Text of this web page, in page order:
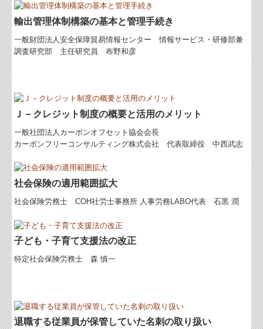
輸出管理体制構築の基本と管理手続き
一般財団法人安全保障貿易情報センター情報サービス・研修部兼
調査研究部 主任研究員 布野和彦
Ｊ－クレジット制度の概要と活用のメリット
一般社団法人カーボンオフセット協会会長
カーボンフリーコンサルティング株式会社 代表取締役 中西武志
社会保険の適用範囲拡大
社会保険労務士 COH社労士事務所 人事労務LABO代表 石黒 潤
子ども・子育て支援法の改正
特定社会保険労務士 森 慎一
退職する従業員が保管していた名刺の取り扱い